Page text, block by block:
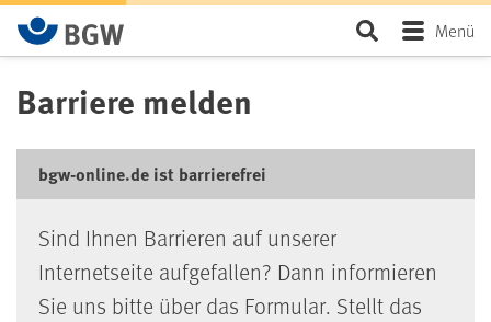
Zum Hauptinhalt springen SeiteMenü
Barriere melden
bgw-online.de ist barrierefrei
Sind Ihnen Barrieren auf unserer
Internetseite aufgefallen? Dann informieren
Sie uns bitte über das Formular. Stellt das